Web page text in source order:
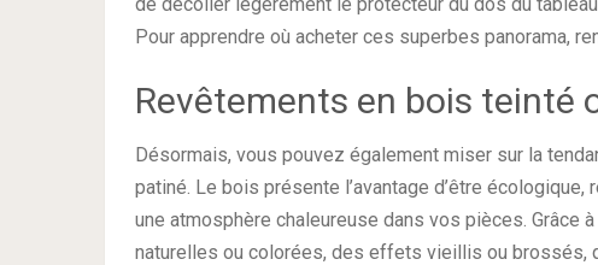
Pour apprendre où acheter ces superbes panorama,
Revêtements en bois teinté
Désormais, vous pouvez également miser sur la
patiné. Le bois présente l’avantage d’être
une atmosphère chaleureuse dans vos pièces.
naturelles ou colorées, des effets vieillis ou brossés,